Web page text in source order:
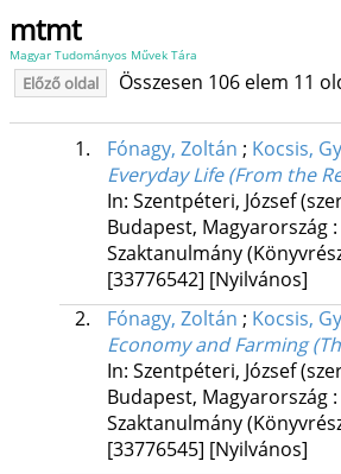
mtmt
Magyar Tudományos Művek Tára
Előző oldal Összesen 106 elem 11
1. Fónagy, Zoltán ; Kocsis,
Everyday Life (From the
In: Szentpéteri, József
Budapest, Magyarország :
Szaktanulmány
[33776542] [Nyilvános]
2.
Fónagy, Zoltán ; Kocsis,
Economy and Farming
In: Szentpéteri, József
Budapest, Magyarország :
Szaktanulmány
[33776545] [Nyilvános]